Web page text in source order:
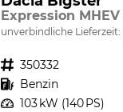
Expression
unverbindliche Lieferzeit:
Fahrzeugnr. 350332
Kraftstoff Benzin
Leistung 103 kW (140 PS)